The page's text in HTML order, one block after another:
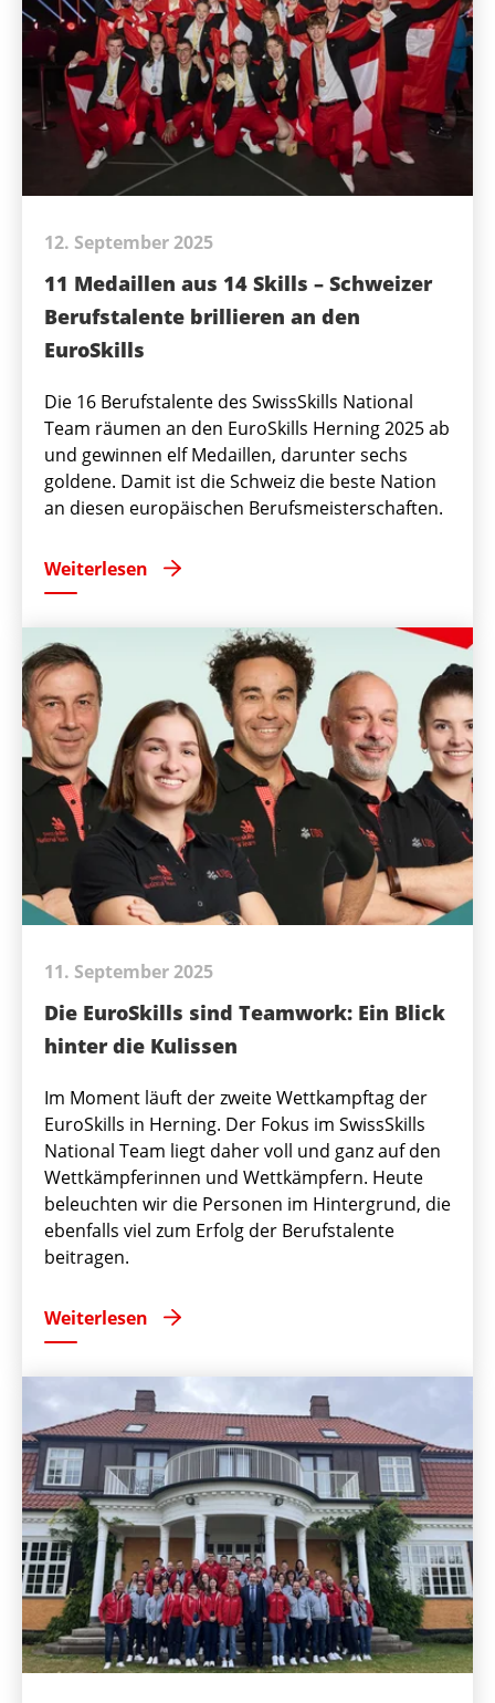
12. September 2025
11 Medaillen aus 14 Skills – Schweizer
Berufstalente brillieren an den
EuroSkills
Die 16 Berufstalente des SwissSkills National
Team räumen an den EuroSkills Herning 2025 ab
und gewinnen elf Medaillen, darunter sechs
goldene. Damit ist die Schweiz die beste Nation
an diesen europäischen Berufsmeisterschaften.
Weiterlesen
11. September 2025
Die EuroSkills sind Teamwork: Ein Blick
hinter die Kulissen
Im Moment läuft der zweite Wettkampftag der
EuroSkills in Herning. Der Fokus im SwissSkills
National Team liegt daher voll und ganz auf den
Wettkämpferinnen und Wettkämpfern. Heute
beleuchten wir die Personen im Hintergrund, die
ebenfalls viel zum Erfolg der Berufstalente
beitragen.
Weiterlesen